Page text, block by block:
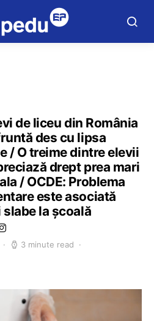
de liceu din România
des cu lipsa
/ O treime dintre elevii
drept prea mari
/ OCDE: Problema
este asociată
la școală
3 minute read